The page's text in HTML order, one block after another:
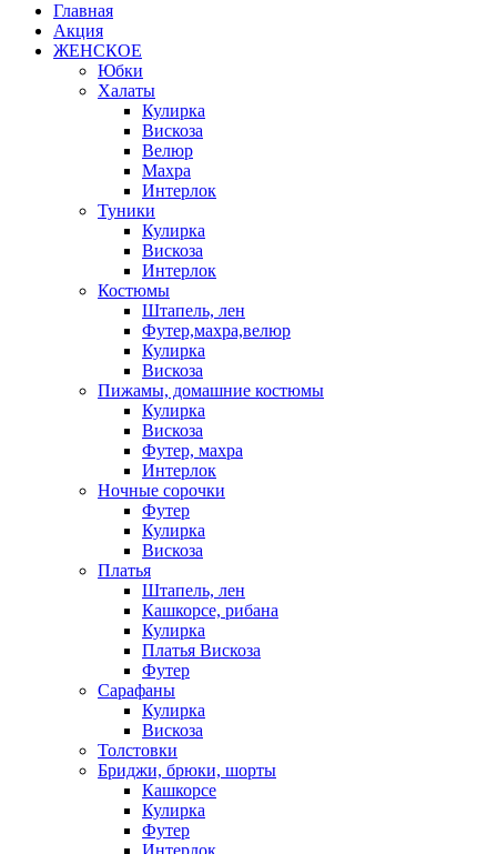
Главная
Акция
ЖЕНСКОЕ
Юбки
Халаты
Кулирка
Вискоза
Велюр
Махра
Интерлок
Туники
Кулирка
Вискоза
Интерлок
Костюмы
Штапель, лен
Футер,махра,велюр
Кулирка
Вискоза
Пижамы, домашние костюмы
Кулирка
Вискоза
Футер, махра
Интерлок
Ночные сорочки
Футер
Кулирка
Вискоза
Платья
Штапель, лен
Кашкорсе, рибана
Кулирка
Платья Вискоза
Футер
Сарафаны
Кулирка
Вискоза
Толстовки
Бриджи, брюки, шорты
Кашкорсе
Кулирка
Футер
Интерлок